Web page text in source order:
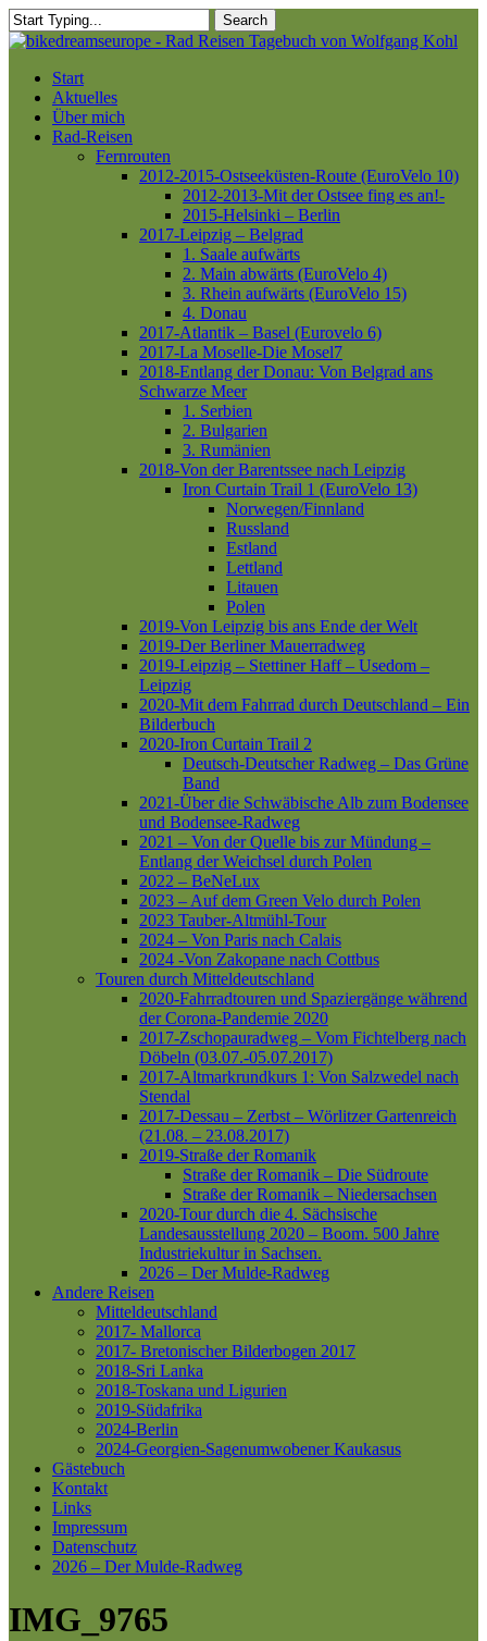
Skip
to
content
Search
Close
Menu
Start
Aktuelles
Über mich
Rad-Reisen
Fernrouten
2012-2015-Ostseeküsten-Route (EuroVelo 10)
2012-2013-Mit der Ostsee fing es an!-
2015-Helsinki – Berlin
2017-Leipzig – Belgrad
1. Saale aufwärts
2. Main abwärts (EuroVelo 4)
3. Rhein aufwärts (EuroVelo 15)
4. Donau
2017-Atlantik – Basel (Eurovelo 6)
2017-La Moselle-Die Mosel7
2018-Entlang der Donau: Von Belgrad ans
Schwarze Meer
1. Serbien
2. Bulgarien
3. Rumänien
2018-Von der Barentssee nach Leipzig
Iron Curtain Trail 1 (EuroVelo 13)
Norwegen/Finnland
Russland
Estland
Lettland
Litauen
Polen
2019-Von Leipzig bis ans Ende der Welt
2019-Der Berliner Mauerradweg
2019-Leipzig – Stettiner Haff – Usedom –
Leipzig
2020-Mit dem Fahrrad durch Deutschland – Ein
Bilderbuch
2020-Iron Curtain Trail 2
Deutsch-Deutscher Radweg – Das Grüne
Band
2021-Über die Schwäbische Alb zum Bodensee
und Bodensee-Radweg
2021 – Von der Quelle bis zur Mündung –
Entlang der Weichsel durch Polen
2022 – BeNeLux
2023 – Auf dem Green Velo durch Polen
2023 Tauber-Altmühl-Tour
2024 – Von Paris nach Calais
2024 -Von Zakopane nach Cottbus
Touren durch Mitteldeutschland
2020-Fahrradtouren und Spaziergänge während
der Corona-Pandemie 2020
2017-Zschopauradweg – Vom Fichtelberg nach
Döbeln (03.07.-05.07.2017)
2017-Altmarkrundkurs 1: Von Salzwedel nach
Stendal
2017-Dessau – Zerbst – Wörlitzer Gartenreich
(21.08. – 23.08.2017)
2019-Straße der Romanik
Straße der Romanik – Die Südroute
Straße der Romanik – Niedersachsen
2020-Tour durch die 4. Sächsische
Landesausstellung 2020 – Boom. 500 Jahre
Industriekultur in Sachsen.
2026 – Der Mulde-Radweg
Andere Reisen
Mitteldeutschland
2017- Mallorca
2017- Bretonischer Bilderbogen 2017
2018-Sri Lanka
2018-Toskana und Ligurien
2019-Südafrika
2024-Berlin
2024-Georgien-Sagenumwobener Kaukasus
Gästebuch
Kontakt
Links
Impressum
Datenschutz
2026 – Der Mulde-Radweg
IMG_9765